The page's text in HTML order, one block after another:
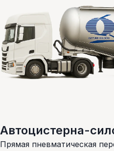
Автоцистерна-
Прямая пневматическая